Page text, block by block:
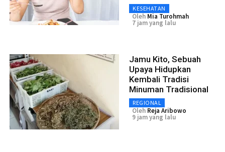
KESEHATAN
Oleh Mia Turohmah
7 jam yang lalu
Jamu Kito, Sebuah
Upaya Hidupkan
Kembali Tradisi
Minuman Tradisional
REGIONAL
Oleh Reja Aribowo
9 jam yang lalu